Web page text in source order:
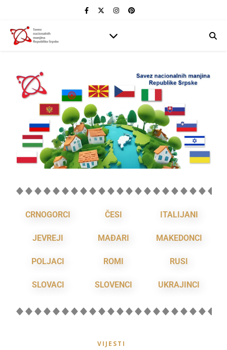
CRNOGORCI ČESI ITALIJANI
JEVREJI MAĐARI MAKEDONCI
POLJACI ROMI RUSI
SLOVACI SLOVENCI UKRAJINCI
VIJESTI